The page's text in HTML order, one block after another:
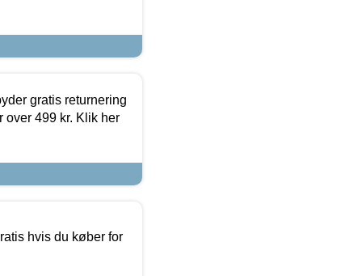
gratis returnering
over 499 kr. Klik her
hvis du køber for